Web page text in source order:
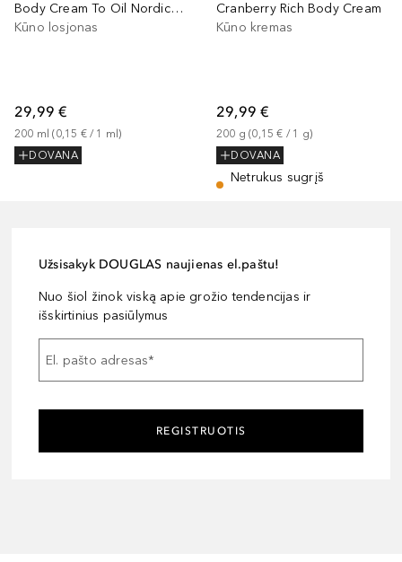
Body Cream To Oil Nordic Jasmine & Yuzu
Kūno losjonas
29,99 €
200 ml (0,15 € / 1 ml)
DOVANA
Cranberry Rich Body Cream
Kūno kremas
29,99 €
200 g (0,15 € / 1 g)
DOVANA
Netrukus sugrįš
Užsisakyk DOUGLAS naujienas el.paštu!
Nuo šiol žinok viską apie grožio tendencijas ir
išskirtinius pasiūlymus
El. pašto adresas*
REGISTRUOTIS